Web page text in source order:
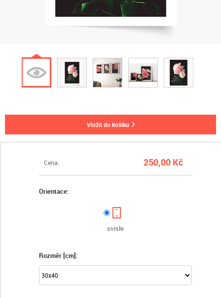
Cena: 250,00 Kč
Orientace:
svisle
Rozměr [cm]:
vložit do košíku